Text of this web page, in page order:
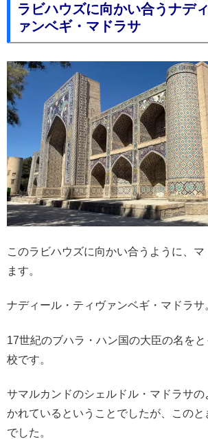
ラビハウズに向かい合うナデ
ァンベギ・マドラサ
このラビハウズに向かい合うように、
ます。
ナディール・ティヴァンベギ・マドラサ
17世紀のブハラ・ハン国の大臣の名を
校です。
サマルカンドのシェルドル・マドラサの
かれているということでしたが、このと
でした。